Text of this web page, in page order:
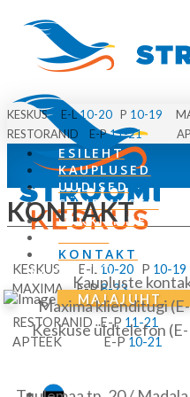
KESKUS E-L 10-20 P 10-19
MAXIMA E-P8-23
RESTORANID E-P 11-21
APTEEK E-P 10-21
KESKUS E-L10-20 P 10-19
RESTORANID E-P11-21
ESILEHT
KAUPLUSED
UUDISED
SÜNDMUSED
PARKIMINE
KONTAKT
MENÜÜ
MAJAJUHT
KONTAKT
Kaupluste
Maxima klienditugi
Keskuse üldtelefon